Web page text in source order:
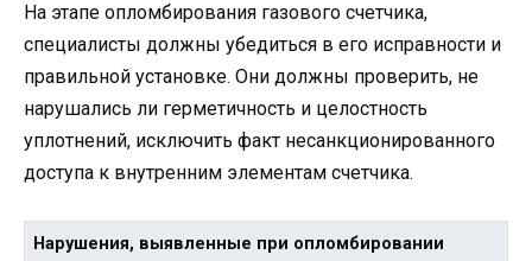
На этапе опломбирования газового счетчика,
специалисты должны убедиться в его исправности и
правильной установке. Они должны проверить, не
нарушались ли герметичность и целостность
уплотнений, исключить факт несанкционированного
доступа к внутренним элементам счетчика.
Нарушения, выявленные при опломбировании